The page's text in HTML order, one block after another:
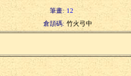
筆畫: 12
倉頡碼: 竹火弓中